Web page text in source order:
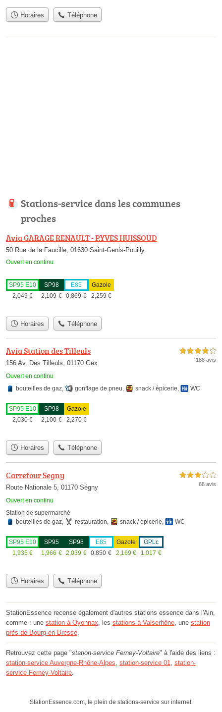
Horaires Téléphone
Stations-service dans les communes
proches
Avia GARAGE RENAULT - P.YVES HUISSOUD
50 Rue de la Faucille, 01630 Saint-Genis-Pouilly
Ouvert en continu
SP95 E10
2,049 €
SP98
2,109 €
E85
0,869 €
Gazole
2,259 €
Horaires Téléphone
Avia Station des Tilleuls
156 Av. Des Tilleuls, 01170 Gex
Ouvert en continu
4,0 étoiles sur 5
188 avis
bouteilles de gaz, gonflage de pneu, snack / épicerie, WC
SP95 E10
2,030 €
SP98
2,100 €
Gazole
2,270 €
Horaires Téléphone
Carrefour Segny
Route Nationale 5, 01170 Ségny
Ouvert en continu
3,0 étoiles sur 5
68 avis
Station de supermarché
bouteilles de gaz
restauration snack / épicerie WC
SP95 E10
1,935 €
SP95
1,966 €
SP98
2,039 €
E85
0,850 €
Gazole
2,169 €
GPLc
1,017 €
Horaires Téléphone
StationEssence recense également d'autres stations essence dans l'Ain,
comme : une station à Oyonnax , les stations à Valserhône , une station
près de Bourg-en-Bresse
Retrouvez cette page "station-service Ferney-Voltaire" à l'aide des liens :
station-service Auvergne-Rhône-Alpes station-service 01
station-
service Ferney-Voltaire
StationEssence.com, le plein de stations-service sur internet.